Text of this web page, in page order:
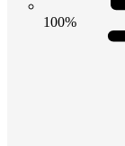
100%